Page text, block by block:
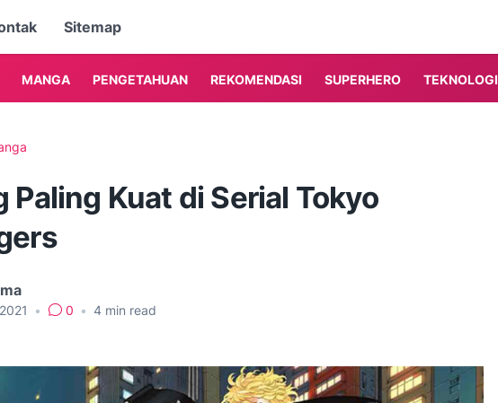
Sitemap
MANGA PENGETAHUAN REKOMENDASI SUPERHERO TEKNOLOGI
Paling Kuat di Serial Tokyo
• 0 • 4 min read